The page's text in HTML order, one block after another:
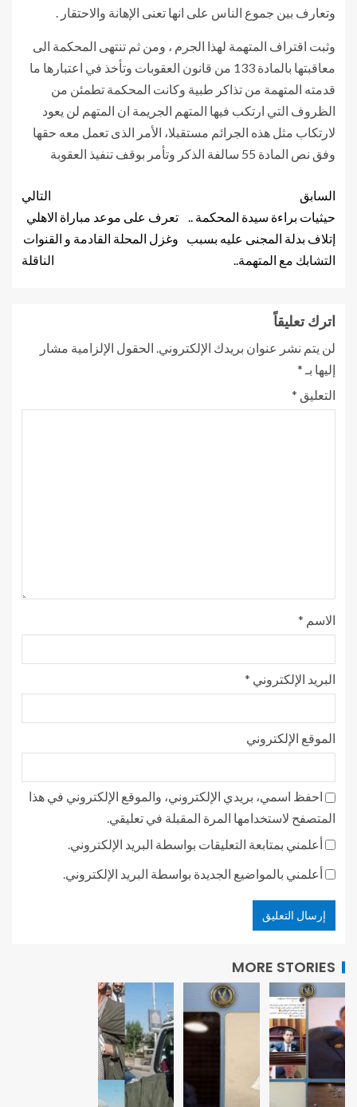
وتعارف بين جموع الناس على انها تعنى الإهانة والاحتقار .
وثبت اقتراف المتهمة لهذا الجرم ، ومن ثم تنتهى المحكمة الى
معاقبتها بالمادة 133 من قانون العقوبات وتأخذ في اعتبارها ما
قدمته المتهمة من تذاكر طبية وكانت المحكمة تطمئن من
الظروف التي ارتكب فيها المتهم الجريمة ان المتهم لن يعود
لارتكاب مثل هذه الجرائم مستقبلا، الأمر الذى تعمل معه حقها
وفق نص المادة 55 سالفة الذكر وتأمر بوقف تنفيذ العقوبة
السابق
حيثيات براءة سيدة المحكمة ..
إتلاف بدلة المجنى عليه بسبب
التشابك مع المتهمة..
التالي
تعرف على موعد مباراة الاهلي
وغزل المحلة القادمة و القنوات
الناقلة
اترك تعليقاً
لن يتم نشر عنوان بريدك الإلكتروني. الحقول الإلزامية مشار
إليها بـ *
التعليق *
الاسم *
البريد الإلكتروني *
الموقع الإلكتروني
احفظ اسمي، بريدي الإلكتروني، والموقع الإلكتروني في هذا
المتصفح لاستخدامها المرة المقبلة في تعليقي.
أعلمني بمتابعة التعليقات بواسطة البريد الإلكتروني.
أعلمني بالمواضيع الجديدة بواسطة البريد الإلكتروني.
MORE STORIES